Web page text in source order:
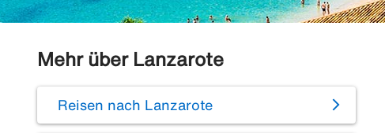
Mehr über Lanzarote
Reisen nach Lanzarote